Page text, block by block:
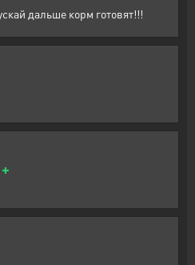
дальше корм готовят!!!
+